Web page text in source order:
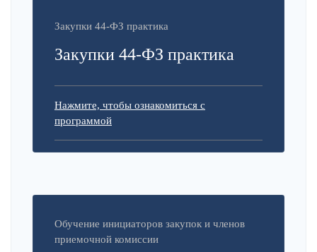
Закупки 44-ФЗ практика
Закупки 44-ФЗ практика
Нажмите, чтобы ознакомиться с
программой
Обучение инициаторов закупок и членов
приемочной комиссии